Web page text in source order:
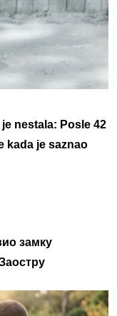
nestala: Posle 42
kada je saznao
замку